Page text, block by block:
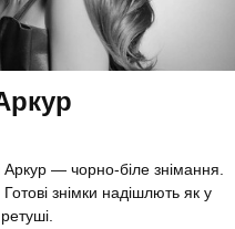
Аркур — чорно-біле знімання.
знімки надішлють як у